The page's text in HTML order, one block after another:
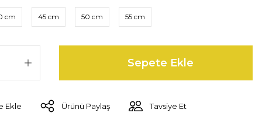
cm 45 cm 50 cm 55 cm
Sepete Ekle
Ürünü Paylaş Tavsiye Et